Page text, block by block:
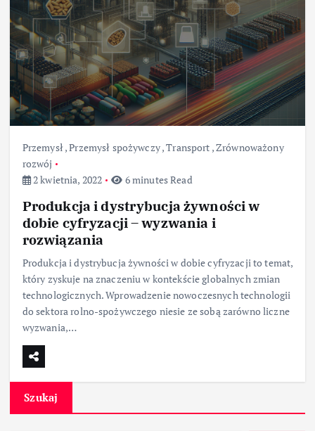
Przemysł,Przemysł spożywczy,Transport ,Zrównoważony
rozwój
2 kwietnia, 2022
6 minutes Read
Produkcja i dystrybucja żywności w
dobie cyfryzacji – wyzwania i
rozwiązania
Produkcja i dystrybucja żywności w dobie cyfryzacji to temat,
który zyskuje na znaczeniu w kontekście globalnych zmian
technologicznych. Wprowadzenie nowoczesnych technologii
do sektora rolno-spożywczego niesie ze sobą zarówno liczne
wyzwania,…
Szukaj